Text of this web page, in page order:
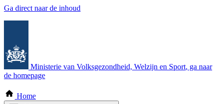
Ga direct naar de inhoud
Ministerie van Volksgezondheid, Welzijn en Sport, ga naar
de homepage
Home